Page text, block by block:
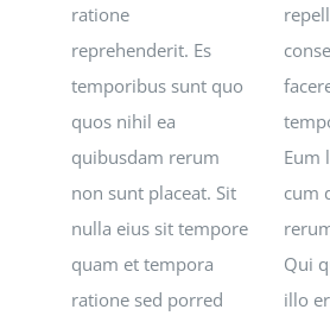
ratione
reprehenderit. Es
temporibus sunt quo
quos nihil ea
quibusdam rerum
non sunt placeat. Sit
nulla eius sit tempore
quam et tempora
ratione sed porred
repellendus
consequuntur est
facere sequi et
temporibus nobis.
Eum labore mollitia
cum delectus quia ut
rerum accusantium.
Qui quod enim aut
illo error aut